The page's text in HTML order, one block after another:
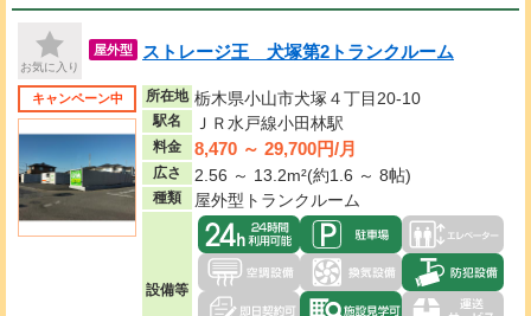
お気に入り
屋外型 ストレージ王 犬塚第2トランクルーム
キャンペーン中 所在地 栃木県小山市犬塚４丁目20-10
駅名 ＪＲ水戸線小田林駅
料金 8,470 ～ 29,700円/月
広さ 2.56 ～ 13.2m²(約1.6 ～ 8帖)
種類 屋外型トランクルーム
設備等